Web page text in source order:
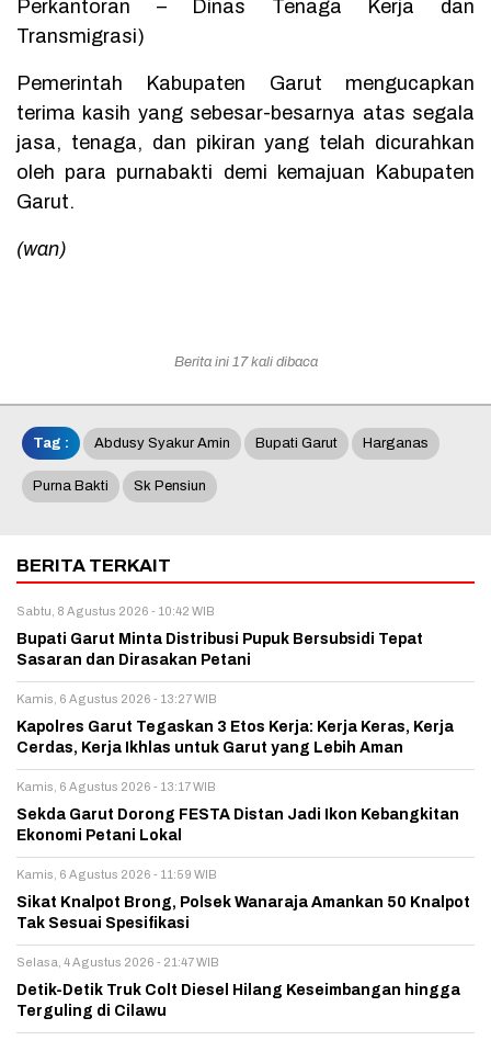
Perkantoran – Dinas Tenaga Kerja dan
Transmigrasi)
Pemerintah Kabupaten Garut mengucapkan
terima kasih yang sebesar-besarnya atas segala
jasa, tenaga, dan pikiran yang telah dicurahkan
oleh para purnabakti demi kemajuan Kabupaten
Garut.
(wan)
Berita ini 17 kali dibaca
Tag : Abdusy Syakur Amin Bupati Garut Harganas
Purna Bakti Sk Pensiun
BERITA TERKAIT
Sabtu, 8 Agustus 2026 - 10:42 WIB
Bupati Garut Minta Distribusi Pupuk Bersubsidi Tepat
Sasaran dan Dirasakan Petani
Kamis, 6 Agustus 2026 - 13:27 WIB
Kapolres Garut Tegaskan 3 Etos Kerja: Kerja Keras, Kerja
Cerdas, Kerja Ikhlas untuk Garut yang Lebih Aman
Kamis, 6 Agustus 2026 - 13:17 WIB
Sekda Garut Dorong FESTA Distan Jadi Ikon Kebangkitan
Ekonomi Petani Lokal
Kamis, 6 Agustus 2026 - 11:59 WIB
Sikat Knalpot Brong, Polsek Wanaraja Amankan 50 Knalpot
Tak Sesuai Spesifikasi
Selasa, 4 Agustus 2026 - 21:47 WIB
Detik-Detik Truk Colt Diesel Hilang Keseimbangan hingga
Terguling di Cilawu